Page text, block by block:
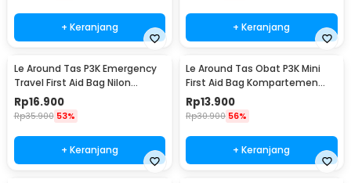
+ Keranjang + Keranjang
Le Around Tas P3K Emergency
Travel First Aid Bag Nilon
23.7x13x7.5cm - LG129
Rp16.900
Rp35.900 53%
+ Keranjang
Le Around Tas Obat P3K Mini
First Aid Bag Kompartemen
Travel - A3079
Rp13.900
Rp30.900 56%
+ Keranjang